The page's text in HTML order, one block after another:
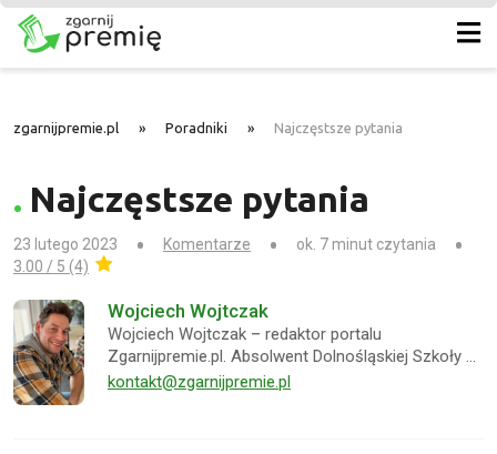
zgarnijpremie.pl » Poradniki » Najczęstsze pytania
Najczęstsze pytania
23 lutego 2023 Komentarze
ok. 7 minut czytania
3.00 / 5 (4)
Wojciech Wojtczak
Wojciech Wojtczak – redaktor portalu
Zgarnijpremie.pl. Absolwent Dolnośląskiej Szkoły …
kontakt@zgarnijpremie.pl